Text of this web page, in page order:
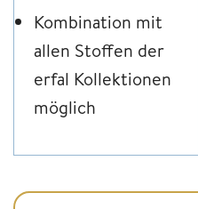
Kombination mit
allen Stoffen der
erfal Kollektionen
möglich